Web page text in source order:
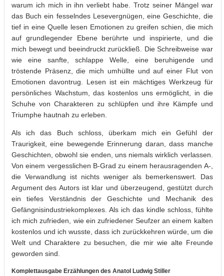
warum ich mich in ihn verliebt habe. Trotz seiner Mängel war
das Buch ein fesselndes Lesevergnügen, eine Geschichte, die
tief in eine Quelle lesen Emotionen zu greifen schien, die mich
auf grundlegender Ebene berührte und inspirierte, und die
mich bewegt und beeindruckt zurückließ. Die Schreibweise war
wie eine sanfte, schlappe Welle, eine beruhigende und
tröstende Präsenz, die mich umhüllte und auf einer Flut von
Emotionen davontrug. Lesen ist ein mächtiges Werkzeug für
persönliches Wachstum, das kostenlos uns ermöglicht, in die
Schuhe von Charakteren zu schlüpfen und ihre Kämpfe und
Triumphe hautnah zu erleben.
Als ich das Buch schloss, überkam mich ein Gefühl der
Traurigkeit, eine bewegende Erinnerung daran, dass manche
Geschichten, obwohl sie enden, uns niemals wirklich verlassen.
Von einem vergesslichen B-Grad zu einem herausragenden A-,
die Verwandlung ist nichts weniger als bemerkenswert. Das
Argument des Autors ist klar und überzeugend, gestützt durch
ein tiefes Verständnis der Geschichte und Mechanik des
Gefängnisindustriekomplexes. Als ich das kindle schloss, fühlte
ich mich zufrieden, wie ein zufriedener Seufzer an einem kalten
kostenlos und ich wusste, dass ich zurückkehren würde, um die
Welt und Charaktere zu besuchen, die mir wie alte Freunde
geworden sind.
Komplettausgabe Erzählungen des Anatol Ludwig Stiller